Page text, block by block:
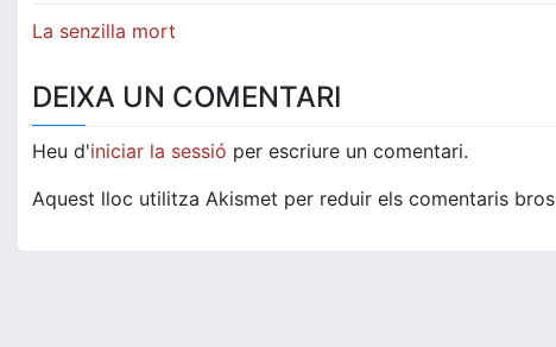
Navegació
La senzilla mort
DEIXA UN COMENTARI
Heu d'iniciar la sessió per escriure un comentari.
Aquest lloc utilitza Akismet per reduir els comentaris